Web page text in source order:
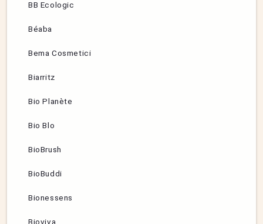
BB Ecologic
Béaba
Bema Cosmetici
Biarritz
Bio Planète
Bio Blo
BioBrush
BioBuddi
Bionessens
Bioviva